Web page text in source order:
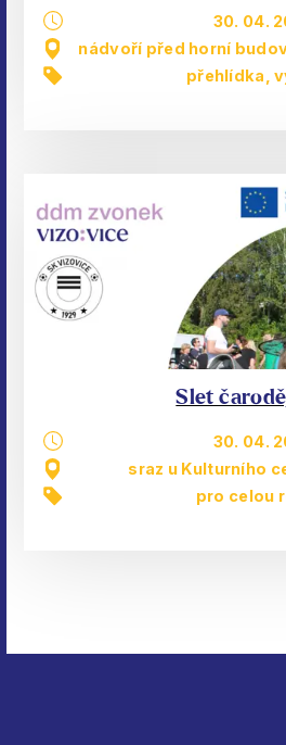
30. 04.
nádvoří před horní
přehlídka ,
Slet
30. 04.
sraz u Kulturního
pro celou